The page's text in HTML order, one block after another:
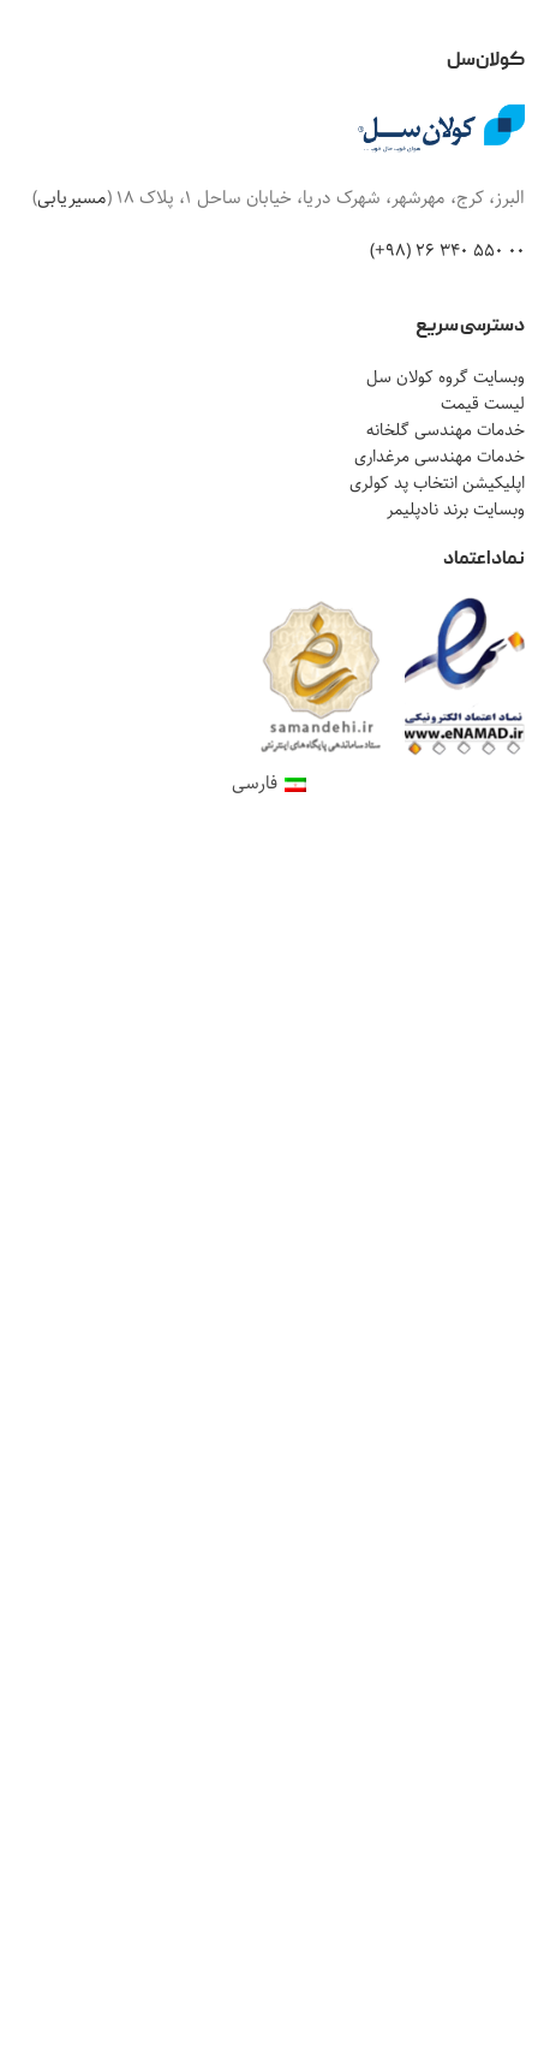
کولان‌سل
البرز، کرج، مهرشهر، شهرک دریا، خیابان ساحل 1، پلاک 18 ( مسیریابی)
00 550 340 26 (98+)
دسترسی سریع
وبسایت گروه کولان سل
لیست قیمت
خدمات مهندسی گلخانه
خدمات مهندسی مرغداری
اپلیکیشن انتخاب پد کولری
وبسایت برند نادپلیمر
نماد اعتماد
فارسی